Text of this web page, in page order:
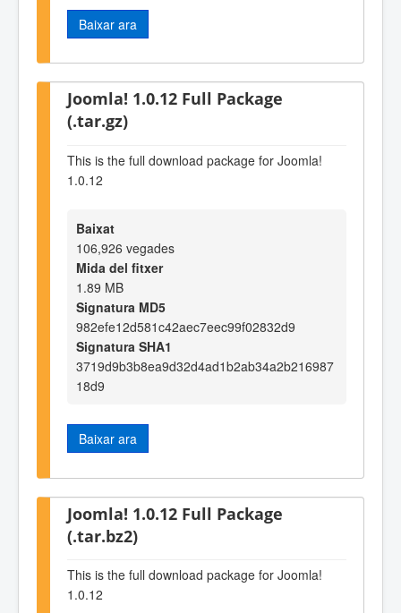
Baixar ara
Joomla! 1.0.12 Full Package
(.tar.gz)
This is the full download package for Joomla!
1.0.12
Baixat
106,926 vegades
Mida del fitxer
1.89 MB
Signatura MD5
982efe12d581c42aec7eec99f02832d9
Signatura SHA1
3719d9b3b8ea9d32d4ad1b2ab34a2b216987
18d9
Baixar ara
Joomla! 1.0.12 Full Package
(.tar.bz2)
This is the full download package for Joomla!
1.0.12